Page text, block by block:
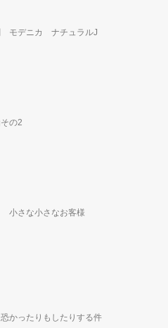
モデニカ ナチュラルJ
の2
小さな小さなお客様
かったりもしたりする件